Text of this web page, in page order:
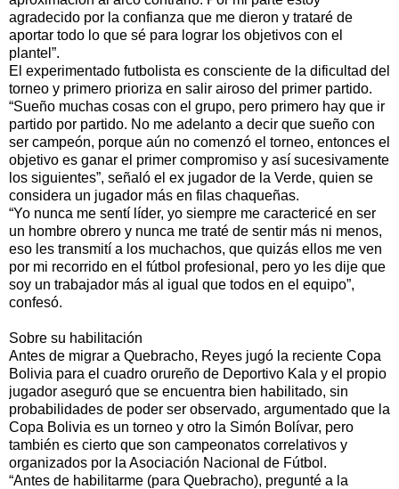
agradecido por la confianza que me dieron y trataré de
aportar todo lo que sé para lograr los objetivos con el
plantel”.
El experimentado futbolista es consciente de la dificultad del
torneo y primero prioriza en salir airoso del primer partido.
“Sueño muchas cosas con el grupo, pero primero hay que ir
partido por partido. No me adelanto a decir que sueño con
ser campeón, porque aún no comenzó el torneo, entonces el
objetivo es ganar el primer compromiso y así sucesivamente
los siguientes”, señaló el ex jugador de la Verde, quien se
considera un jugador más en filas chaqueñas.
“Yo nunca me sentí líder, yo siempre me caractericé en ser
un hombre obrero y nunca me traté de sentir más ni menos,
eso les transmití a los muchachos, que quizás ellos me ven
por mi recorrido en el fútbol profesional, pero yo les dije que
soy un trabajador más al igual que todos en el equipo”,
confesó.
Sobre su habilitación
Antes de migrar a Quebracho, Reyes jugó la reciente Copa
Bolivia para el cuadro orureño de Deportivo Kala y el propio
jugador aseguró que se encuentra bien habilitado, sin
probabilidades de poder ser observado, argumentado que la
Copa Bolivia es un torneo y otro la Simón Bolívar, pero
también es cierto que son campeonatos correlativos y
organizados por la Asociación Nacional de Fútbol.
“Antes de habilitarme (para Quebracho), pregunté a la